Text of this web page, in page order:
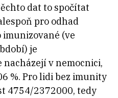
dat to spočítat
pro odhad
imunizované (ve
je
nacházejí v nemocnici,
%. Pro lidi bez imunity
4754/2372000, tedy